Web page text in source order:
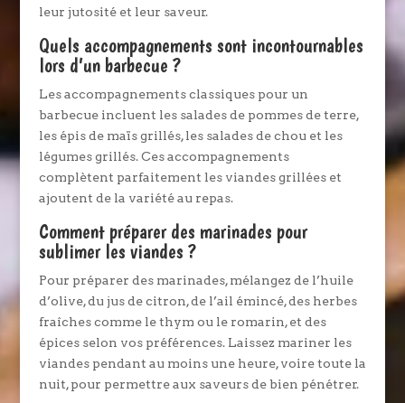
leur jutosité et leur saveur.
Quels accompagnements sont incontournables
lors d’un barbecue ?
Les accompagnements classiques pour un
barbecue incluent les salades de pommes de terre,
les épis de maïs grillés, les salades de chou et les
légumes grillés. Ces accompagnements
complètent parfaitement les viandes grillées et
ajoutent de la variété au repas.
Comment préparer des marinades pour
sublimer les viandes ?
Pour préparer des marinades, mélangez de l’huile
d’olive, du jus de citron, de l’ail émincé, des herbes
fraîches comme le thym ou le romarin, et des
épices selon vos préférences. Laissez mariner les
viandes pendant au moins une heure, voire toute la
nuit, pour permettre aux saveurs de bien pénétrer.